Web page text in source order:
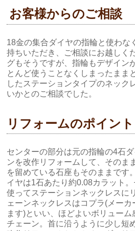
お客様からのご相談
18金の集合ダイヤの指輪と使わな
持ちいただき、ご相談にお越しく
グもそうですが、指輪もデザイン
とんど使うことなくしまったまま
したステーションタイプのネック
いかとのご相談でした。
リフォームのポイント
センターの部分は元の指輪の4石
ンを改作リフォームして、そのま
を留めている石座もそのままです
イヤは1石あたり約0.08カラット
使ってステーションネックレスに
ェーンネックレスはコプラ(メーカ
ます)といい、ほどよいボリュー
チェーン。首に沿うように少し短